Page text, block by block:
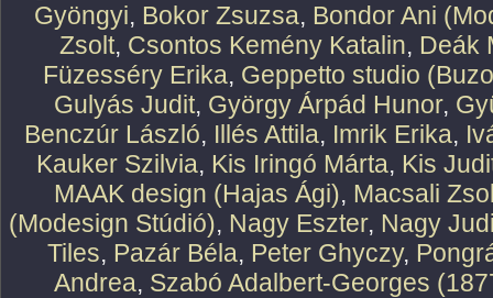
Gyöngyi, Bokor Zsuzsa, Bondor Ani
Zsolt, Csontos Kemény Katalin, Deák
Füzesséry Erika, Geppetto studio
Gulyás Judit, György Árpád Hunor,
Benczúr László, Illés Attila, Imrik Erika,
Kauker Szilvia, Kis Iringó Márta, Kis
MAAK design (Hajas Ági), Macsali
(Modesign Stúdió), Nagy Eszter, Nagy
Tiles, Pazár Béla, Peter Ghyczy,
Andrea, Szabó Adalbert-Georges